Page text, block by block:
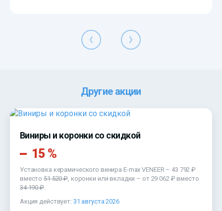
Другие акции
Виниры и коронки со скидкой
15 %
Установка керамического винира E-max VENEER – 43 792 ₽
вместо51 520 ₽, коронки или вкладки – от 29 062 ₽ вместо
34 190 ₽.
Акция действует: 31 августа 2026